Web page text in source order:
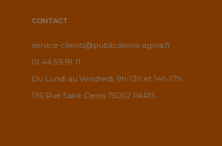
CONTACT
service-clients@publications-agora.fr
01 44 59 91 11
Du Lundi au Vendredi, 9h-13h et 14h-17h
136 Rue Saint-Denis 75002 PARIS